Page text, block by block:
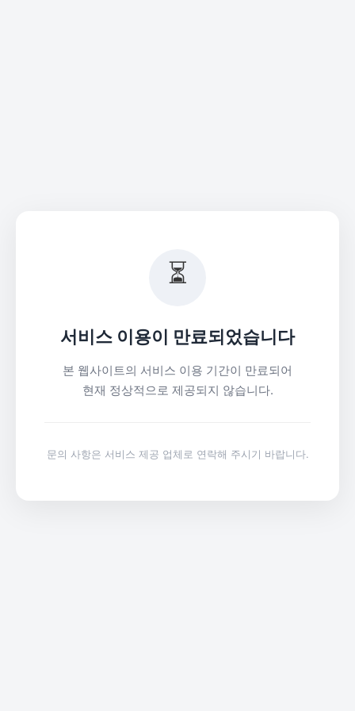
⏳
서비스 이용이 만료되었습니다
본 웹사이트의 서비스 이용 기간이 만료되어
현재 정상적으로 제공되지 않습니다.
문의 사항은 서비스 제공 업체로 연락해 주시기 바랍니다.